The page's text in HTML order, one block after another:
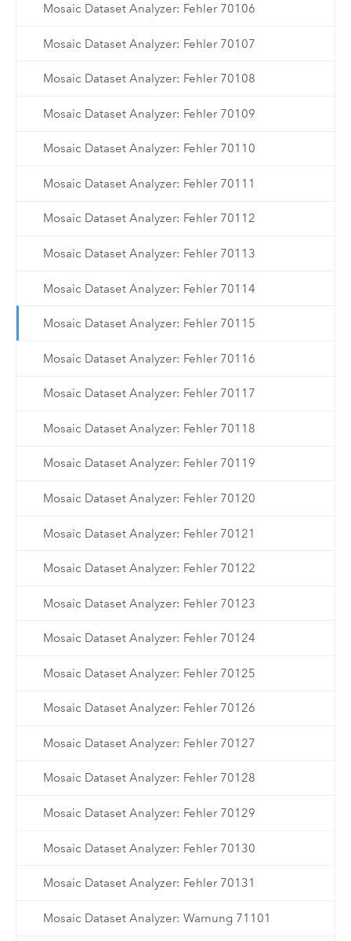
Mosaic Dataset Analyzer: Fehler 70106
Mosaic Dataset Analyzer: Fehler 70107
Mosaic Dataset Analyzer: Fehler 70108
Mosaic Dataset Analyzer: Fehler 70109
Mosaic Dataset Analyzer: Fehler 70110
Mosaic Dataset Analyzer: Fehler 70111
Mosaic Dataset Analyzer: Fehler 70112
Mosaic Dataset Analyzer: Fehler 70113
Mosaic Dataset Analyzer: Fehler 70114
Mosaic Dataset Analyzer: Fehler 70115
Mosaic Dataset Analyzer: Fehler 70116
Mosaic Dataset Analyzer: Fehler 70117
Mosaic Dataset Analyzer: Fehler 70118
Mosaic Dataset Analyzer: Fehler 70119
Mosaic Dataset Analyzer: Fehler 70120
Mosaic Dataset Analyzer: Fehler 70121
Mosaic Dataset Analyzer: Fehler 70122
Mosaic Dataset Analyzer: Fehler 70123
Mosaic Dataset Analyzer: Fehler 70124
Mosaic Dataset Analyzer: Fehler 70125
Mosaic Dataset Analyzer: Fehler 70126
Mosaic Dataset Analyzer: Fehler 70127
Mosaic Dataset Analyzer: Fehler 70128
Mosaic Dataset Analyzer: Fehler 70129
Mosaic Dataset Analyzer: Fehler 70130
Mosaic Dataset Analyzer: Fehler 70131
Mosaic Dataset Analyzer: Warnung 71101